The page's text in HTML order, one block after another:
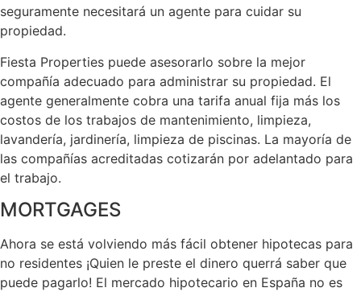
seguramente necesitará un agente para cuidar su
propiedad.
Fiesta Properties puede asesorarlo sobre la mejor
compañía adecuado para administrar su propiedad. El
agente generalmente cobra una tarifa anual fija más los
costos de los trabajos de mantenimiento, limpieza,
lavandería, jardinería, limpieza de piscinas. La mayoría de
las compañías acreditadas cotizarán por adelantado para
el trabajo.
MORTGAGES
Ahora se está volviendo más fácil obtener hipotecas para
no residentes ¡Quien le preste el dinero querrá saber que
puede pagarlo! El mercado hipotecario en España no es